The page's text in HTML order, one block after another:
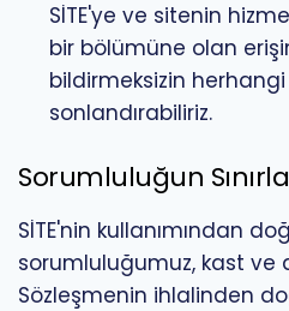
SİTE'ye ve sitenin
bir bölümüne olan
bildirmeksizin
sonlandırabiliriz.
Sorumluluğun
SİTE'nin kullanımından
sorumluluğumuz, kast ve
Sözleşmenin ihlalinden